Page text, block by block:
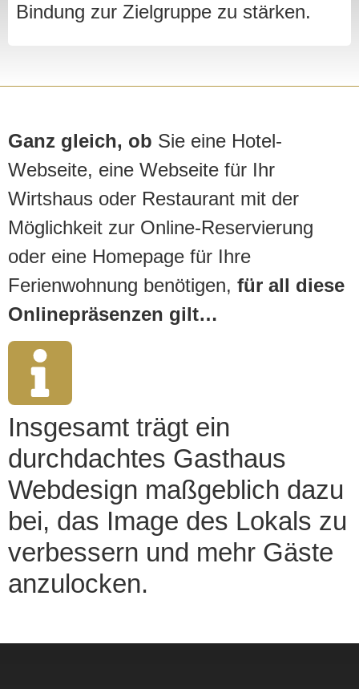
Bindung zur Zielgruppe zu stärken.
Ganz gleich, ob Sie eine Hotel-
Webseite, eine Webseite für Ihr
Wirtshaus oder Restaurant mit der
Möglichkeit zur Online-Reservierung
oder eine Homepage für Ihre
Ferienwohnung benötigen, für all diese
Onlinepräsenzen gilt…
Insgesamt trägt ein
durchdachtes Gasthaus
Webdesign maßgeblich dazu
bei, das Image des Lokals zu
verbessern und mehr Gäste
anzulocken.